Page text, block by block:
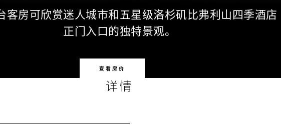
客房可欣赏迷人城市和五星级洛杉矶比弗利山四季酒店
正门入口的独特景观。
查看房价
详情